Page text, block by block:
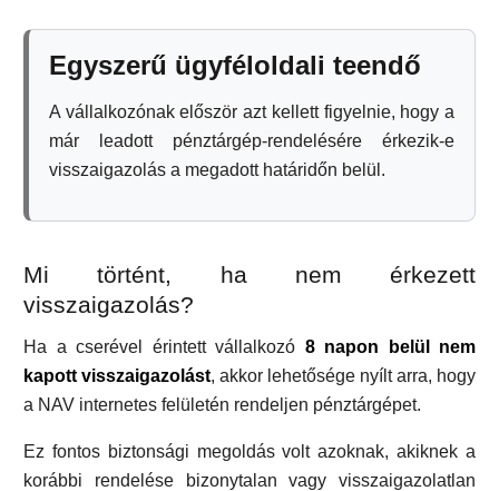
Egyszerű ügyféloldali teendő
A vállalkozónak először azt kellett figyelnie, hogy a
már leadott pénztárgép-rendelésére érkezik-e
visszaigazolás a megadott határidőn belül.
Mi történt, ha nem érkezett
visszaigazolás?
Ha a cserével érintett vállalkozó 8 napon belül nem
kapott visszaigazolást, akkor lehetősége nyílt arra, hogy
a NAV internetes felületén rendeljen pénztárgépet.
Ez fontos biztonsági megoldás volt azoknak, akiknek a
korábbi rendelése bizonytalan vagy visszaigazolatlan